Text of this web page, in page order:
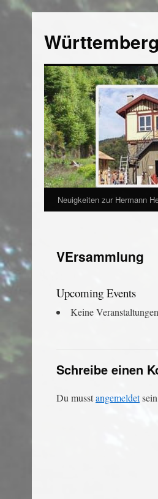
Neuigkeiten zur Hermann
VErsammlung
Upcoming Events
Keine
Schreibe einen
Du musstangemeldet